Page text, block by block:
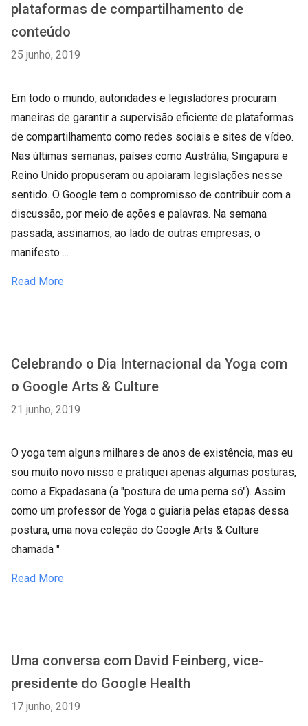
plataformas de compartilhamento de
conteúdo
25 junho, 2019
Em todo o mundo, autoridades e legisladores procuram
maneiras de garantir a supervisão eficiente de plataformas
de compartilhamento como redes sociais e sites de vídeo.
Nas últimas semanas, países como Austrália, Singapura e
Reino Unido propuseram ou apoiaram legislações nesse
sentido. O Google tem o compromisso de contribuir com a
discussão, por meio de ações e palavras. Na semana
passada, assinamos, ao lado de outras empresas, o
manifesto ...
Read More
Celebrando o Dia Internacional da Yoga com
o Google Arts & Culture
21 junho, 2019
O yoga tem alguns milhares de anos de existência, mas eu
sou muito novo nisso e pratiquei apenas algumas posturas,
como a Ekpadasana (a "postura de uma perna só"). Assim
como um professor de Yoga o guiaria pelas etapas dessa
postura, uma nova coleção do Google Arts & Culture
chamada "
Read More
Uma conversa com David Feinberg, vice-
presidente do Google Health
17 junho, 2019